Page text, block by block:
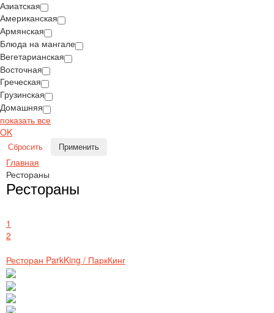
Азиатская
Американская
Армянская
Блюда на мангале
Вегетарианская
Восточная
Греческая
Грузинская
Домашняя
показать все
OK
Сбросить Применить
Главная
Рестораны
Рестораны
1
2
Ресторан ParkKing / ПаркКинг